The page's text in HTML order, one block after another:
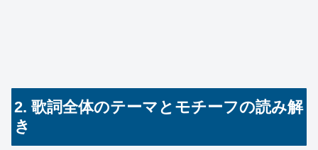
2. 歌詞全体のテーマとモチーフの読み解
き